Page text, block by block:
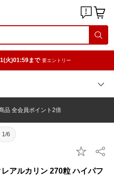
火)01:59まで 要エントリー
品 全会員ポイント2倍
1/6
アルカリン 270粒 ハイパフ